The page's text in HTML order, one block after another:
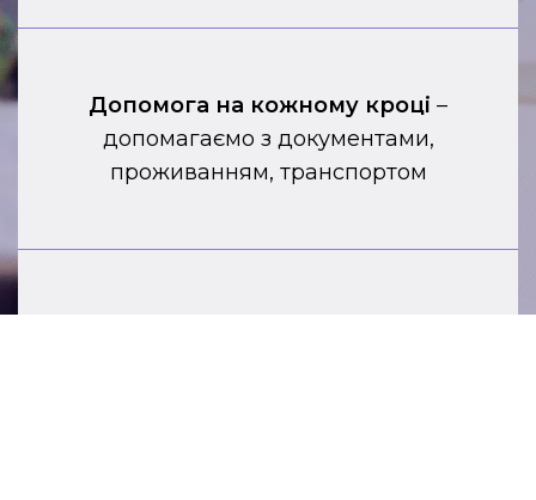
Допомога на кожному кроці –
допомагаємо з документами,
проживанням, транспортом